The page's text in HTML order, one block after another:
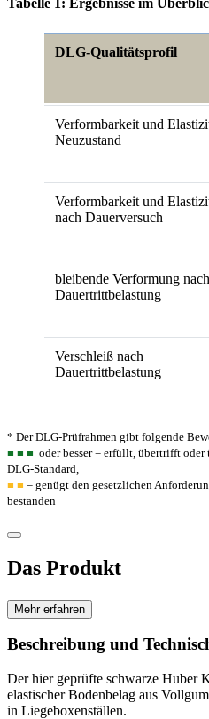
Tabelle 1: Ergebnisse im
DLG-Qualitätsprofil
Verformbarkeit und
Neuzustand
Verformbarkeit und
nach Dauerversuch
bleibende Verformung nach
Verschleiß nach
Dauertrittbelastung
* Der DLG-Prüfrahmen gibt folgende
■ ■ ■ oder besser = erfüllt, übertrifft
DLG-Standard,
■ ■ = genügt den gesetzlichen
bestanden
Das Produkt
Mehr erfahren
Beschreibung und
Der hier geprüfte schwarze Huber
elastischer Bodenbelag aus
in Liegeboxenställen.